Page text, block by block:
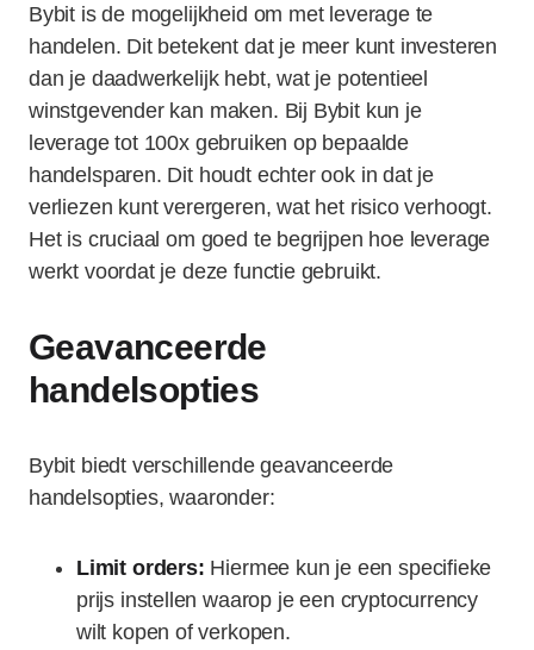
Bybit is de mogelijkheid om met leverage te
handelen. Dit betekent dat je meer kunt investeren
dan je daadwerkelijk hebt, wat je potentieel
winstgevender kan maken. Bij Bybit kun je
leverage tot 100x gebruiken op bepaalde
handelsparen. Dit houdt echter ook in dat je
verliezen kunt verergeren, wat het risico verhoogt.
Het is cruciaal om goed te begrijpen hoe leverage
werkt voordat je deze functie gebruikt.
Geavanceerde
handelsopties
Bybit biedt verschillende geavanceerde
handelsopties, waaronder:
Limit orders: Hiermee kun je een specifieke
prijs instellen waarop je een cryptocurrency
wilt kopen of verkopen.